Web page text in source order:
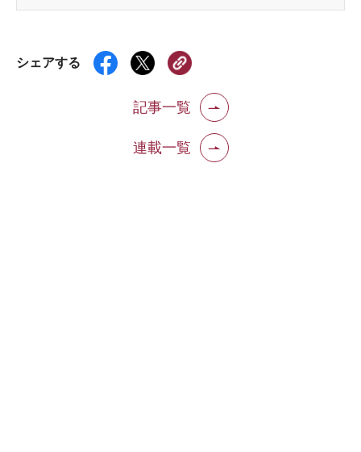
シェアする
記事一覧
連載一覧